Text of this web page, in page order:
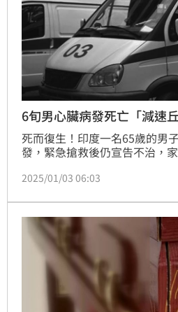
6旬男心臟病發死亡「減速
死而復生！印度一名65歲的男
發，緊急搶救後仍宣告不治，
顛簸就讓男子的心臟恢復跳動，
2025/01/03 06:03